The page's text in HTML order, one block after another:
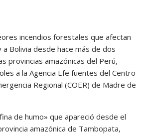
incendios forestales que afectan
a Bolivia desde hace más de dos
provincias amazónicas del Perú,
a la Agencia Efe fuentes del Centro
Regional (COER) de Madre de
de humo» que apareció desde el
amazónica de Tambopata,